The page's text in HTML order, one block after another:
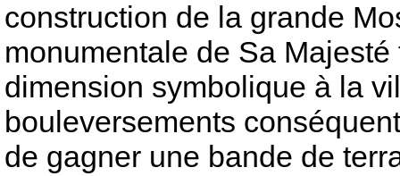
construction de la grande
monumentale de Sa
dimension symbolique à la
bouleversements
de gagner une bande de